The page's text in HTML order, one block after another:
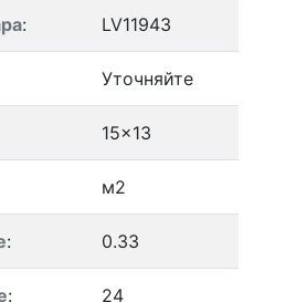
: LV11943
Уточняйте
15x13
м2
: 0.33
: 24